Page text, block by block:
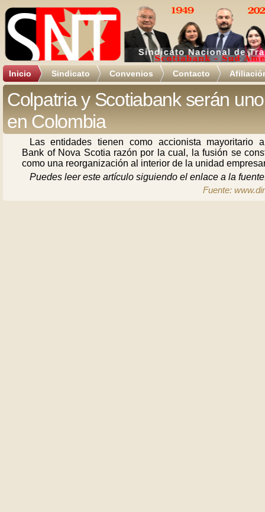
Inicio Sindicato Convenios Contacto
Colpatria y Scotiabank serán
en Colombia
Las entidades tienen como accionista mayoritario
Bank of Nova Scotia razón por la cual, la fusión se
como una reorganización al interior de la unidad
Puedes leer este artículo siguiendo el enlace a la
Fuente: